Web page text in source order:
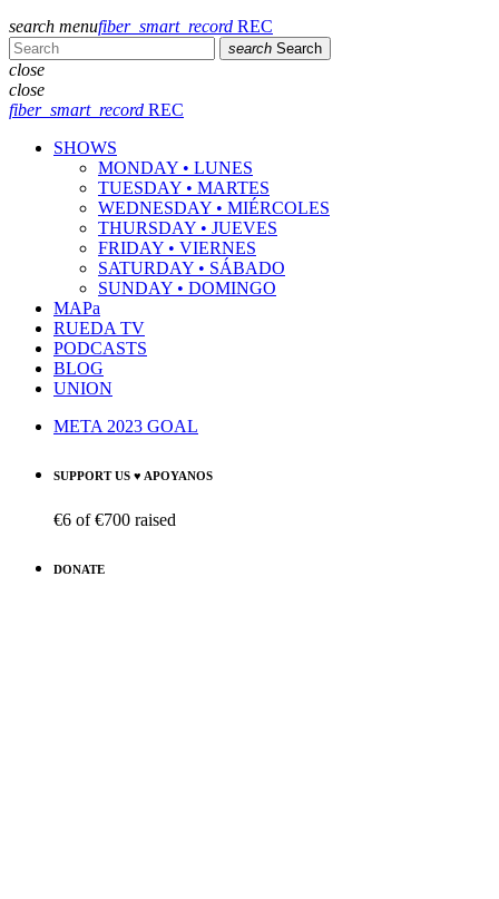
search menufiber_smart_record REC
search Search
close
close
fiber_smart_record REC
SHOWS
MONDAY • LUNES
TUESDAY • MARTES
WEDNESDAY • MIÉRCOLES
THURSDAY • JUEVES
FRIDAY • VIERNES
SATURDAY • SÁBADO
SUNDAY • DOMINGO
MAPa
RUEDA TV
PODCASTS
BLOG
UNION
META 2023 GOAL
SUPPORT US ♥ APOYANOS
€6 of€700 raised
DONATE